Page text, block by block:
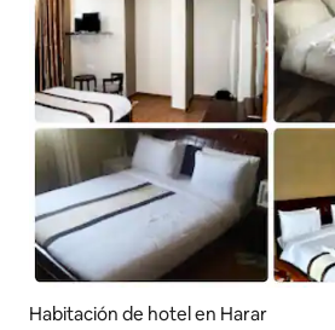
Habitación de hotel en Harar